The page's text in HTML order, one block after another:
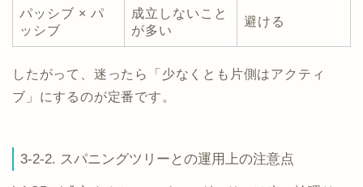
パッシブ × パ
ッシブ
成立しないこと
が多い
避ける
したがって、迷ったら「少なくとも片側はアクティ
ブ」にするのが定番です。
3-2-2. スパニングツリーとの運用上の注意点